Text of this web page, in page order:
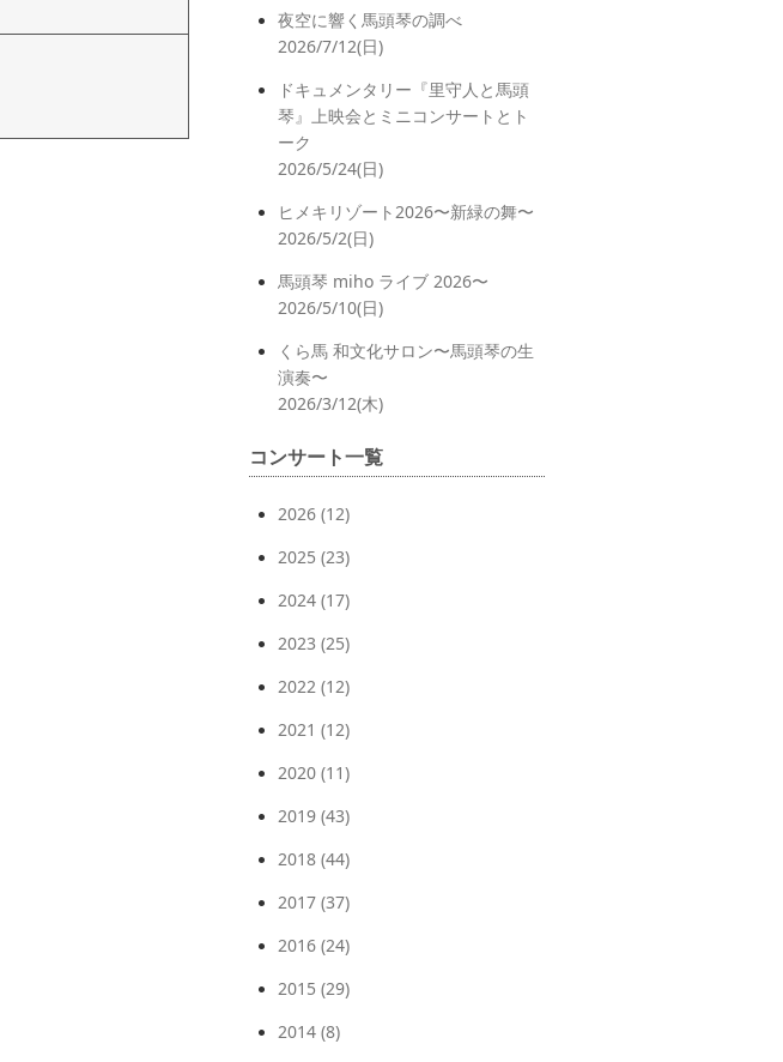
夜空に響く馬頭琴の調べ
2026/7/12(日)
ドキュメンタリー『里守人と馬頭
琴』上映会とミニコンサートとト
ーク
2026/5/24(日)
ヒメキリゾート2026〜新緑の舞〜
2026/5/2(日)
馬頭琴 miho ライブ 2026〜
2026/5/10(日)
くら馬 和文化サロン〜馬頭琴の生
演奏〜
2026/3/12(木)
コンサート一覧
2026 (12)
2025 (23)
2024 (17)
2023 (25)
2022 (12)
2021 (12)
2020 (11)
2019 (43)
2018 (44)
2017 (37)
2016 (24)
2015 (29)
2014 (8)